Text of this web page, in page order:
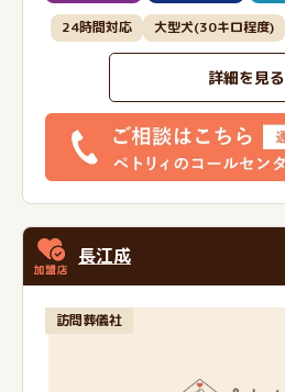
24時間対応 大型犬(30キロ程度)
詳細を見る
長江成
訪問葬儀社